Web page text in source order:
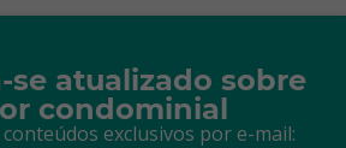
se atualizado sobre
condominial
exclusivos por e-mail: